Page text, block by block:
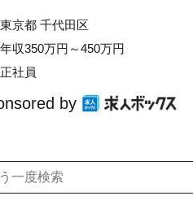
東京都 千代田区
年収350万円～450万円
正社員
by